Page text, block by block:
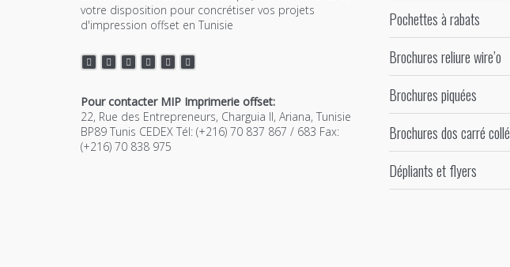
votre disposition pour concrétiser vos projets
d'impression offset en Tunisie
Pour contacter MIP Imprimerie offset:
22, Rue des Entrepreneurs, Charguia II, Ariana, Tunisie
BP89 Tunis CEDEX Tél: (+216) 70 837 867 / 683 Fax:
(+216) 70 838 975
Pochettes à rabats
Brochures reliure wire’o
Brochures piquées
Brochures dos carré collé
Dépliants et flyers